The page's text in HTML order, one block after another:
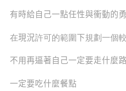
有時給自己一點任性與衝動的
在現況許可的範圍 下規劃一個
不用再逼著自己一定要走什麼
一定要吃什麼餐點